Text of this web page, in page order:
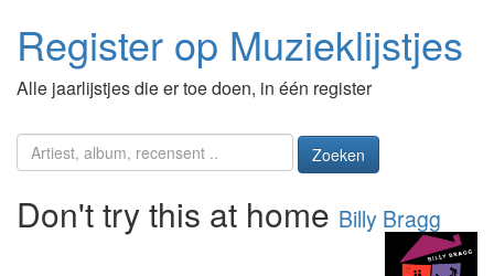
Register op Muzieklijstjes
Alle jaarlijstjes die er toe doen, in één register
Zoeken
Don't try this at home Billy Bragg